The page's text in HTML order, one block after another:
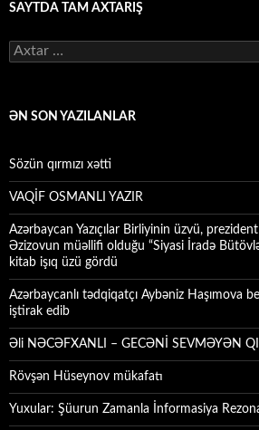
SAYTDA TAM AXTARIŞ
Axtarış:
ƏN SON YAZILANLAR
Sözün qırmızı xətti
VAQİF OSMANLI YAZIR
Azərbaycan Yazıçılar Birliyinin üzvü,
Əzizovun müəllifi olduğu “Siyasi İradə
kitab işıq üzü gördü
Azərbaycanlı tədqiqatçı Aybəniz Haşımova
iştirak edib
Əli NƏCƏFXANLI – GECƏNİ SEVMƏYƏN
Rövşən Hüseynov mükafatı
Yuxular: Şüurun Zamanla İnformasiya